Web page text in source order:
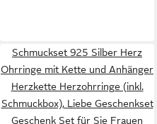
Schmuckset 925 Silber Herz
Ohrringe mit Kette und Anhänger
Herzkette Herzohrringe (inkl.
Schmuckbox), Liebe Geschenkset
Geschenk Set für Sie Frauen